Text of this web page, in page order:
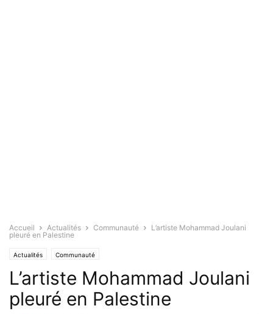
Accueil Actualités Communauté
L’artiste Mohammad Joulani
pleuré en Palestine
Actualités Communauté
L’artiste Mohammad Joulani
pleuré en Palestine